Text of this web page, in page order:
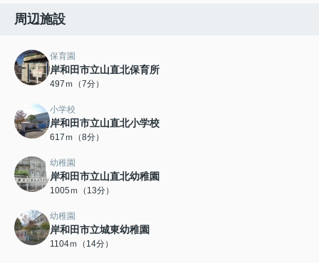
周辺施設
保育園
岸和田市立山直北保育所
497ｍ（7分）
小学校
岸和田市立山直北小学校
617ｍ（8分）
幼稚園
岸和田市立山直北幼稚園
1005ｍ（13分）
幼稚園
岸和田市立城東幼稚園
1104ｍ（14分）